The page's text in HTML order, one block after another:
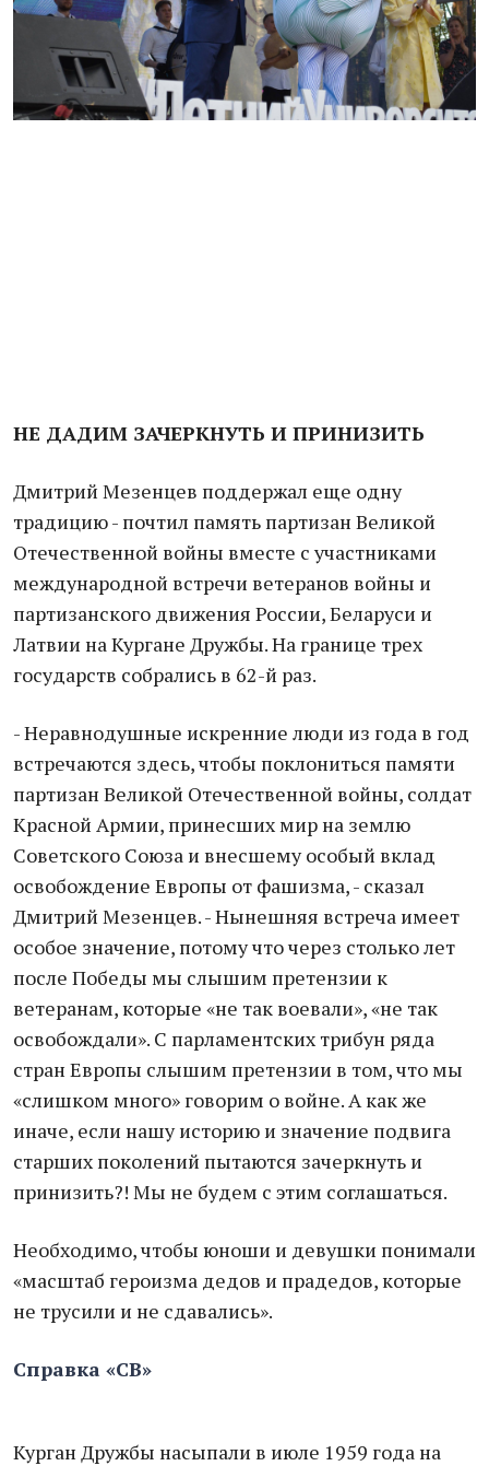
НЕ ДАДИМ ЗАЧЕРКНУТЬ И ПРИНИЗИТЬ
Дмитрий Мезенцев поддержал еще одну
традицию - почтил память партизан Великой
Отечественной войны вместе с участниками
международной встречи ветеранов войны и
партизанского движения России, Беларуси и
Латвии на Кургане Дружбы. На границе трех
государств собрались в 62-й раз.
- Неравнодушные искренние люди из года в год
встречаются здесь, чтобы поклониться памяти
партизан Великой Отечественной войны, солдат
Красной Армии, принесших мир на землю
Советского Союза и внесшему особый вклад
освобождение Европы от фашизма, - сказал
Дмитрий Мезенцев. - Нынешняя встреча имеет
особое значение, потому что через столько лет
после Победы мы слышим претензии к
ветеранам, которые «не так воевали», «не так
освобождали». С парламентских трибун ряда
стран Европы слышим претензии в том, что мы
«слишком много» говорим о войне. А как же
иначе, если нашу историю и значение подвига
старших поколений пытаются зачеркнуть и
принизить?! Мы не будем с этим соглашаться.
Необходимо, чтобы юноши и девушки понимали
«масштаб героизма дедов и прадедов, которые
не трусили и не сдавались».
Справка «СВ»
Курган Дружбы насыпали в июле 1959 года на